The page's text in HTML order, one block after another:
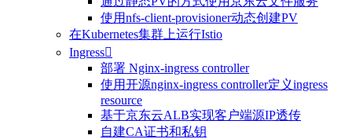
使用nfs-client-provisioner动态创建PV
在Kubernetes集群上运行Istio
Ingress
部署 Nginx-ingress controller
使用开源nginx-ingress controller定义ingress
resource
基于京东云ALB实现客户端源IP透传
自建CA证书和私钥